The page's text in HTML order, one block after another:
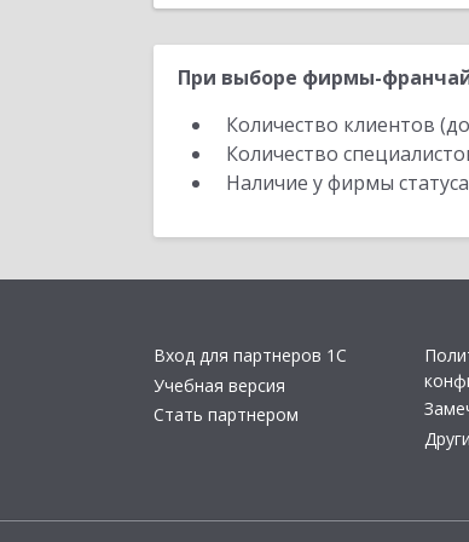
При выборе фирмы-
Количество клиентов
Количество
Наличие у фирмы статуса
Вход для партнеров 1С
Учебная версия
Стать партнером